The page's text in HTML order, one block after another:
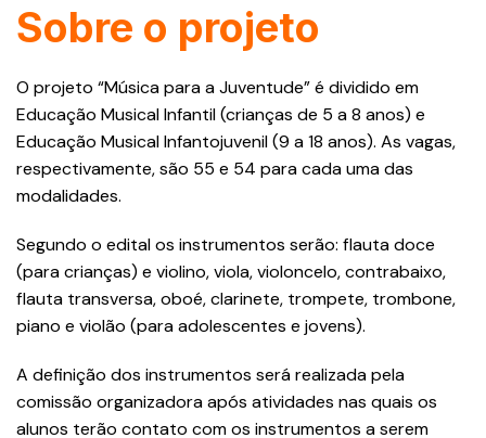
Sobre o projeto
O projeto “Música para a Juventude” é dividido em
Educação Musical Infantil (crianças de 5 a 8 anos) e
Educação Musical Infantojuvenil (9 a 18 anos). As vagas,
respectivamente, são 55 e 54 para cada uma das
modalidades.
Segundo o edital os instrumentos serão: flauta doce
(para crianças) e violino, viola, violoncelo, contrabaixo,
flauta transversa, oboé, clarinete, trompete, trombone,
piano e violão (para adolescentes e jovens).
A definição dos instrumentos será realizada pela
comissão organizadora após atividades nas quais os
alunos terão contato com os instrumentos a serem